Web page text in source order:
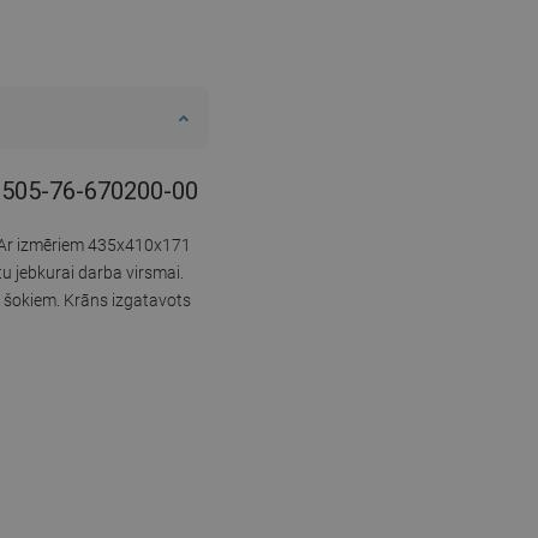
76-670200-00
izmēriem 435x410x171
jebkurai darba virsmai.
Krāns izgatavots